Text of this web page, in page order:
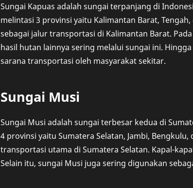
Sungai Kapuas adalah sungai terpanjang di
melintasi 3 provinsi yaitu Kalimantan Barat,
sebagai jalur transportasi di Kalimantan Barat.
hasil hutan lainnya sering melalui sungai ini.
sarana transportasi oleh masyarakat sekitar.
Sungai Musi
Sungai Musi adalah sungai terbesar kedua di
4 provinsi yaitu Sumatera Selatan, Jambi,
transportasi utama di Sumatera Selatan. Kapal-
Selain itu, sungai Musi juga sering digunakan